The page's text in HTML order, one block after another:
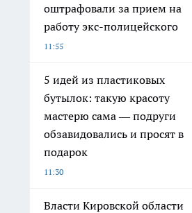
оштрафовали за прием на
работу экс-полицейского
11:55
5 идей из пластиковых
бутылок: такую красоту
мастерю сама — подруги
обзавидовались и просят в
подарок
11:30
Власти Кировской области